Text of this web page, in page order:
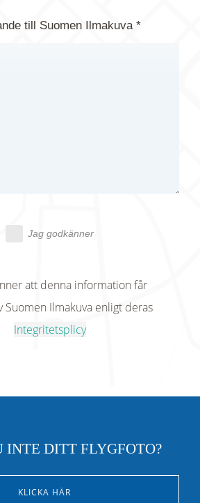
till Suomen Ilmakuva *
Jag godkänner
att denna information får
Suomen Ilmakuva enligt deras
Integritetsplicy
INTE DITT FLYGFOTO?
KLICKA HÄR